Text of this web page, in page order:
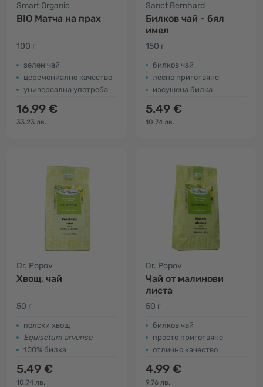
Smart Organic
BIO Матча на прах
100 г
зелен чай
церемониално качество
универсална употреба
16.99 €
33.23 лв.
Sanct Bernhard
Билков чай - бял
имел
150 г
билков чай
лесно приготвяне
изсушена билка
5.49 €
10.74 лв.
Dr. Popov
Хвощ, чай
50 г
полски хвощ
Equisetum arvense
100% билка
5.49 €
10.74 лв.
Dr. Popov
Чай от малинови
листа
50 г
билков чай
просто приготвяне
отлично качество
4.99 €
9.76 лв.